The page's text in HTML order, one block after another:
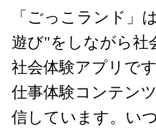
「ごっこランド」
遊び"をしながら社
社会体験アプリで
仕事体験コンテン
信しています。い